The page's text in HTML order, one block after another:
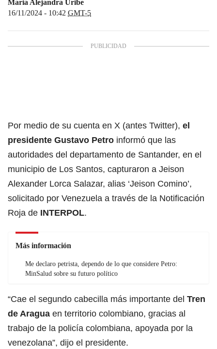
Maria Alejandra Uribe
16/11/2024 - 10:42 GMT-5
Por medio de su cuenta en X (antes Twitter), el
presidente Gustavo Petro informó que las
autoridades del departamento de Santander, en el
municipio de Los Santos, capturaron a Jeison
Alexander Lorca Salazar, alias ‘Jeison Comino’,
solicitado por Venezuela a través de la Notificación
Roja de INTERPOL.
Más información
Me declaro petrista, dependo de lo que considere Petro:
MinSalud sobre su futuro político
“Cae el segundo cabecilla más importante del Tren
de Aragua en territorio colombiano, gracias al
trabajo de la policía colombiana, apoyada por la
venezolana”, dijo el presidente.